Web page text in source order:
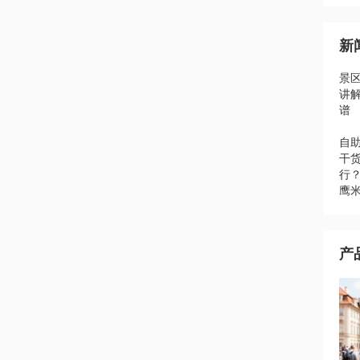
新
景
讲
谱
自
干
行？
鹰
产